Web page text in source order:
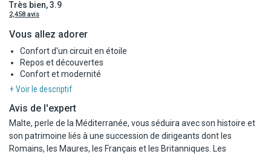
Très bien, 3.9
2,458 avis
Vous allez adorer
Confort d'un circuit en étoile
Repos et découvertes
Confort et modernité
+ Voir le descriptif
Avis de l'expert
Malte, perle de la Méditerranée, vous séduira avec son histoire et
son patrimoine liés à une succession de dirigeants dont les
Romains, les Maures, les Français et les Britanniques. Les